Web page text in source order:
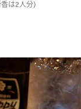
は2人分)